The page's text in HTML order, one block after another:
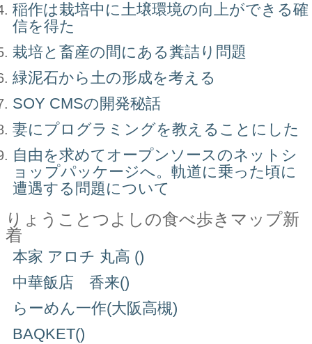
稲作は栽培中に土壌環境の向上ができる確
信を得た
栽培と畜産の間にある糞詰り問題
緑泥石から土の形成を考える
SOY CMSの開発秘話
妻にプログラミングを教えることにした
自由を求めてオープンソースのネットシ
ョップパッケージへ。軌道に乗った頃に
遭遇する問題について
りょうことつよしの食べ歩きマップ新
着
本家 アロチ 丸高 ()
中華飯店 香来()
らーめん一作(大阪高槻)
BAQKET()